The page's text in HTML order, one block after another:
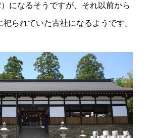
になるそうですが、それ以前から
られていた古社になるようです。